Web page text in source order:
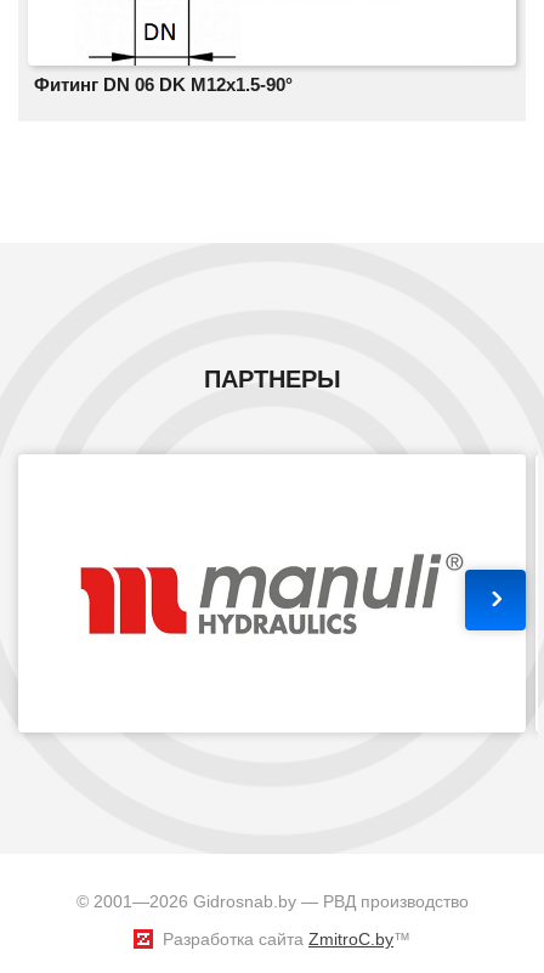
Фитинг DN 06 DK М12x1.5-90°
ПАРТНЕРЫ
© 2001—2026 Gidrosnab.by — РВД производство
Разработка сайта ZmitroC.by™